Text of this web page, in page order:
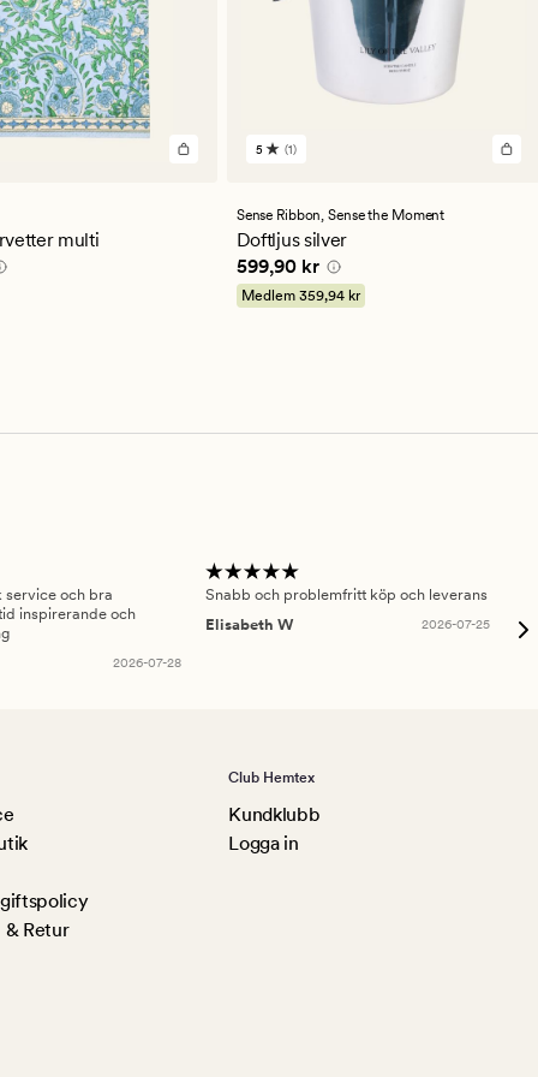
multi
1
ett
genomsnittligt
betyg
på
5
5 (1)
Sense Ribbon,Sense the Moment
Doftljus silver
Pris 599,90 kr
599,90 kr
Medlem 359,94 kr
service och bra
inspirerande och
2026-07-28
Snabb och problemfritt köp och leverans
Elisabeth W
2026-07-25
Retur
Club Hemtex
Kundklubb
Logga in